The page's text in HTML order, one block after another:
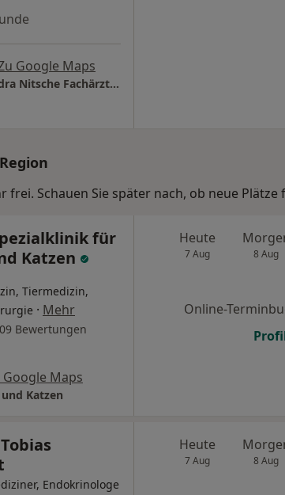
Google Maps
INDIVIMed Privatpraxis Alexandra Nitsche Fachärztin f. Allgemeinmedizin
Schauen Sie später nach, ob neue Plätze
für
Katzen
Tiermedizin,
· Mehr
Bewertungen
Google Maps
Katzen
Heute
7 Aug 8 Aug
Online-
Endokrinologe
Heute
7 Aug 8 Aug